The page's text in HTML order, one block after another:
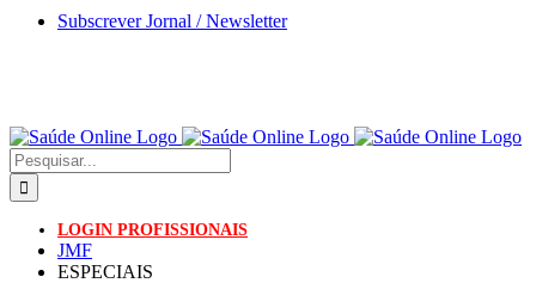
Skip
Subscrever Jornal / Newsletter
Pesquisar
LOGIN PROFISSIONAIS
JMF
ESPECIAIS